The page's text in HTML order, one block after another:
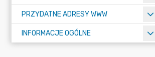
PRZYDATNE ADRESY WWW
INFORMACJE OGÓLNE